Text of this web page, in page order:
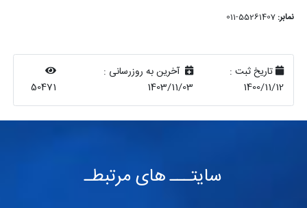
نمابر: 55261407-011
تاریخ ثبت :
1400/11/12
آخرین به روزرسانی :
1403/11/03
50471
سایتـــ های مرتبطـ